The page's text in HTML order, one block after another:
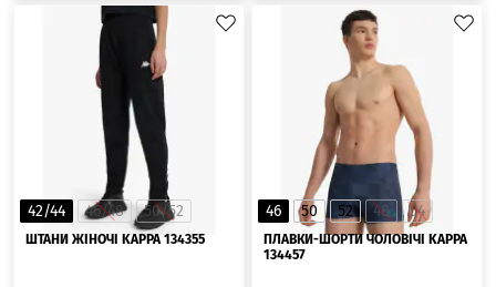
42/44 46/48 50/52
ШТАНИ ЖІНОЧІ KAPPA 134355
46 50 52 48 54
ПЛАВКИ-ШОРТИ ЧОЛОВІЧІ KAPPA
134457